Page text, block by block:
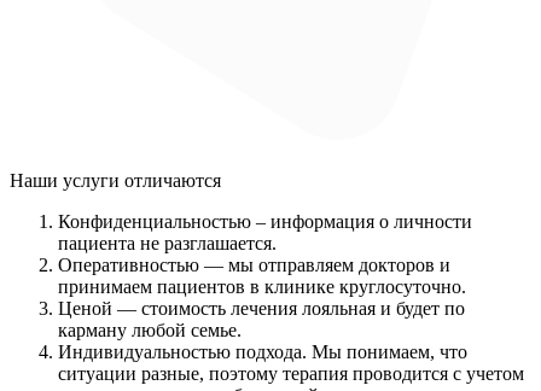
Наши услуги отличаются
Конфиденциальностью – информация о личности
пациента не разглашается.
Оперативностью — мы отправляем докторов и
принимаем пациентов в клинике круглосуточно.
Ценой — стоимость лечения лояльная и будет по
карману любой семье.
Индивидуальностью подхода. Мы понимаем, что
ситуации разные, поэтому терапия проводится с учетом